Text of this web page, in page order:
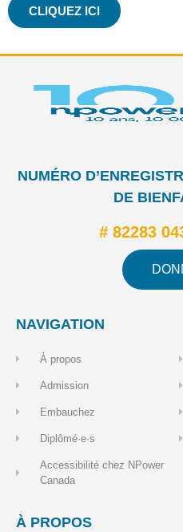
CLIQUEZ ICI
NUMÉRO
DE
# 82283
NAVIGATION
À propos
Admission
Embauchez
Diplômé·e·s
Accessibilité chez NPower
Canada
À PROPOS